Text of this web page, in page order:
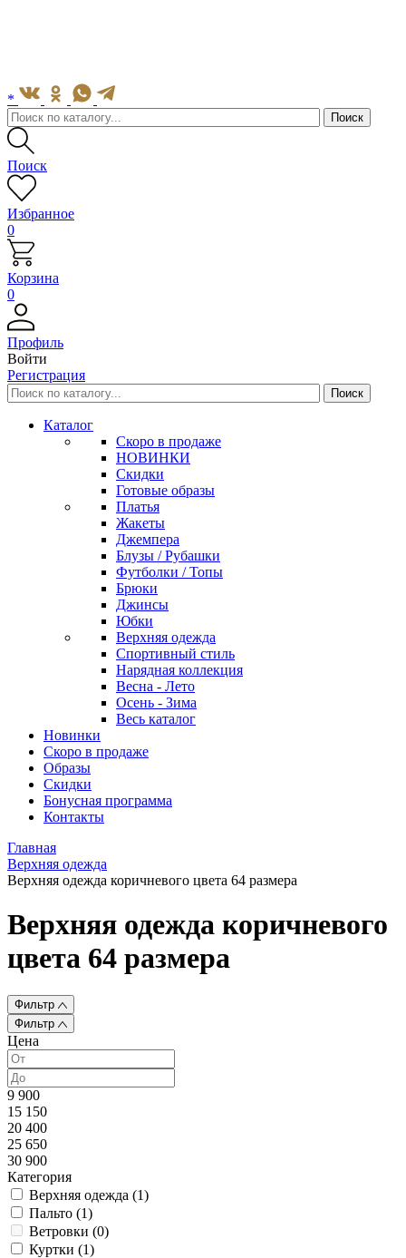
*
Поиск
Избранное
0
Корзина
0
Профиль
Войти
Регистрация
Каталог
Скоро в продаже
НОВИНКИ
Скидки
Готовые образы
Платья
Жакеты
Джемпера
Блузы / Рубашки
Футболки / Топы
Брюки
Джинсы
Юбки
Верхняя одежда
Спортивный стиль
Нарядная коллекция
Весна - Лето
Осень - Зима
Весь каталог
Новинки
Скоро в продаже
Образы
Скидки
Бонусная программа
Контакты
Главная
Верхняя одежда
Верхняя одежда коричневого цвета 64 размера
Верхняя одежда коричневого
цвета 64 размера
Фильтр
Фильтр
Цена
9 900
15 150
20 400
25 650
30 900
Категория
Верхняя одежда (1)
Пальто (1)
Ветровки (0)
Куртки (1)